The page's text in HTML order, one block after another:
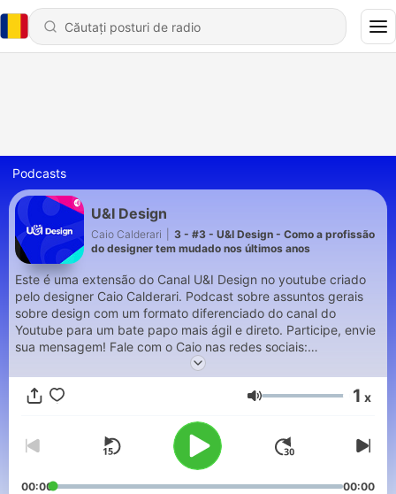
Podcasts
U&I Design
Caio Calderari
3 - #3 - U&I Design - Como a profissão
do designer tem mudado nos últimos anos
Este é uma extensão do Canal U&I Design no youtube criado
pelo designer Caio Calderari. Podcast sobre assuntos gerais
sobre design com um formato diferenciado do canal do
Youtube para um bate papo mais ágil e direto. Participe, envie
sua mensagem! Fale com o Caio nas redes sociais:
Volum 1 x
00:00 00:00